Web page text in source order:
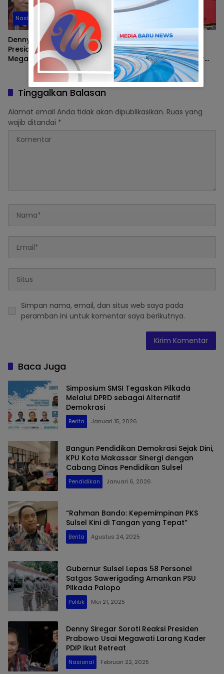
Nasional
Denny Siregar Soroti Reaksi
Presiden Prabowo Usai
Megawati Larang Kader
PDIP Ikut Retreat
DPRD Tetapkan Andi
Sudirman – Fatmawati
Rusdi Sebagai Gubernur
dan Wakil Gubernur Sulsel
Terpilih, Prof Fadjry Djufry
Ajak Stakeholder Dukung
Anggaran
Tinggalkan Balasan
Alamat email Anda tidak akan dipublikasikan. Ruas yang
wajib ditandai *
Simpan nama, email, dan situs web saya pada
peramban ini untuk komentar saya berikutnya.
Baca Juga
Simposium SMSI Tegaskan Pilkada
Melalui DPRD sebagai Alternatif
Demokrasi
Berita Januari 15, 2026
Bangun Pendidikan Demokrasi Sejak Dini,
KPU Kota Makassar Sinergi dengan
Cabang Dinas Pendidikan Sulsel
Pendidikan Januari 6, 2026
“Rahman Bando: Kepemimpinan PKS
Sulsel Kini di Tangan yang Tepat”
Berita Agustus 24, 2025
Gubernur Sulsel Lepas 58 Personel
Satgas Sawerigading Amankan PSU
Pilkada Palopo
Politik Mei 21, 2025
Denny Siregar Soroti Reaksi Presiden
Prabowo Usai Megawati Larang Kader
PDIP Ikut Retreat
Nasional Februari 22, 2025